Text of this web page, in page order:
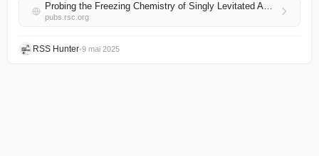
Probing the Freezing Chemistry of Singly Levitated Aqueous Trifluoroacetic Acid Droplets in a Cryogenically Cooled Simulation Chamber Relevant to Earth’s Upper Troposphere
pubs.rsc.org
RSS Hunter•9 mai 2025